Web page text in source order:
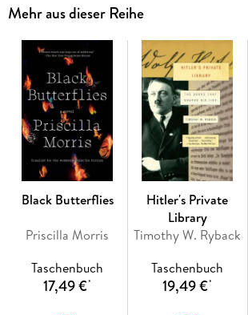
only what the government really did not
also why they didn't want us to know it.
and carefully examining a series of
history, from Pearl Harbor to drone
light on the drivers of state secrecy--
incompetence and criminality--and how
overclassification makes it impossible to
information. What results is an
of the greed it enables, of the negligence
what we lose as citizens when our leaders
account. A crucial examination of the
of secrecy and the dire state of our
Declassification Engine is a powerful
importance of preserving the past so that
future."
Mehr aus dieser Reihe
Black Butterflies
Priscilla Morris
Taschenbuch
17,49 €*
Hitler's Private
Library
Timothy W. Ryback
Taschenbuch
19,49 €*